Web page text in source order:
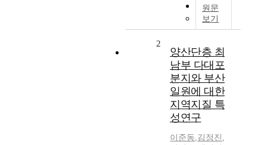
100개씩
출력
원문
보기
2
양산단층 최
남부 다대포
분지와 부산
일원에 대한
지역지질 특
성연구
이준동,김정진 ,